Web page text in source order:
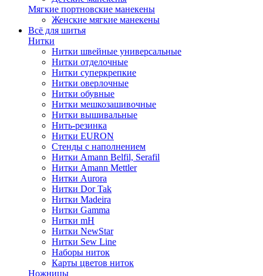
Мягкие портновские манекены
Женские мягкие манекены
Всё для шитья
Нитки
Нитки швейные универсальные
Нитки отделочные
Нитки суперкрепкие
Нитки оверлочные
Нитки обувные
Нитки мешкозашивочные
Нитки вышивальные
Нить-резинка
Нитки EURON
Стенды с наполнением
Нитки Amann Belfil, Serafil
Нитки Amann Mettler
Нитки Aurora
Нитки Dor Tak
Нитки Madeira
Нитки Gamma
Нитки mH
Нитки NewStar
Нитки Sew Line
Наборы ниток
Карты цветов ниток
Ножницы